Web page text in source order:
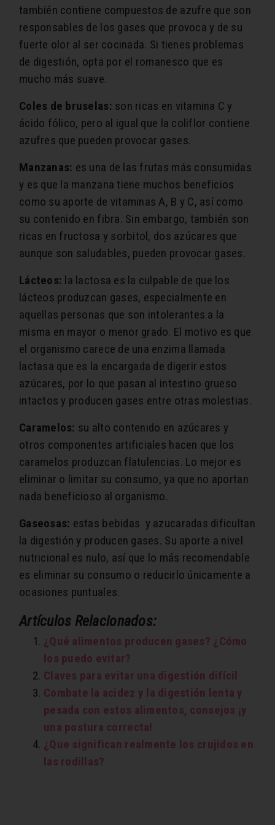
también contiene compuestos de azufre que son
responsables de los gases que provoca y de su
fuerte olor al ser cocinada. Si tienes problemas
de digestión, opta por el romanesco que es
mucho más suave.
Coles de bruselas: son ricas en vitamina C y
ácido fólico, pero al igual que la coliflor contiene
azufres que pueden provocar gases.
Manzanas: es una de las frutas más consumidas
y es que la manzana tiene muchos beneficios
como su aporte de vitaminas A, B y C, así como
su contenido en fibra. Sin embargo, también son
ricas en fructosa y sorbitol, dos azúcares que
aunque son saludables, pueden provocar gases.
Lácteos: la lactosa es la culpable de que los
lácteos produzcan gases, especialmente en
aquellas personas que son intolerantes a la
misma en mayor o menor grado. El motivo es que
el organismo carece de una enzima llamada
lactasa que es la encargada de digerir estos
azúcares, por lo que pasan al intestino grueso
intactos y producen gases entre otras molestias.
Caramelos: su alto contenido en azúcares y
otros componentes artificiales hacen que los
caramelos produzcan flatulencias. Lo mejor es
eliminar o limitar su consumo, ya que no aportan
nada beneficioso al organismo.
Gaseosas: estas bebidas y azucaradas dificultan
la digestión y producen gases. Su aporte a nivel
nutricional es nulo, así que lo más recomendable
es eliminar su consumo o reducirlo únicamente a
ocasiones puntuales.
Artículos Relacionados:
¿Qué alimentos producen gases? ¿Cómo
los puedo evitar?
Claves para evitar una digestión difícil
Combate la acidez y la digestión lenta y
pesada con estos alimentos, consejos ¡y
una postura correcta!
¿Que significan realmente los crujidos en
las rodillas?